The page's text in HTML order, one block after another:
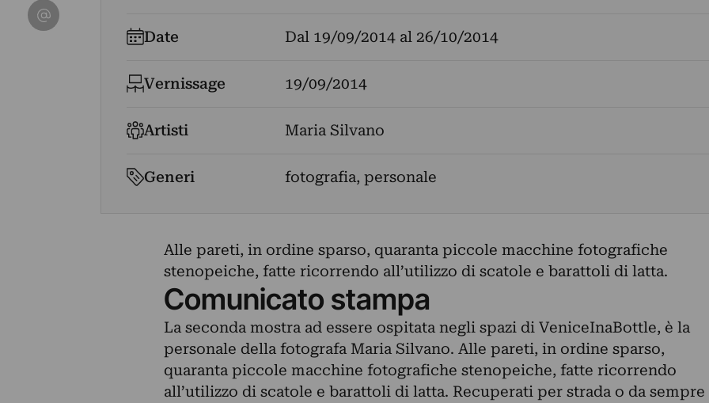
Date Dal 19/09/2014al 26/10/2014
Vernissage 19/09/2014
Artisti Maria Silvano
Generi fotografia, personale
Alle pareti, in ordine sparso, quaranta piccole macchine fotografiche
stenopeiche, fatte ricorrendo all’utilizzo di scatole e barattoli di latta.
Comunicato stampa
La seconda mostra ad essere ospitata negli spazi di VeniceInaBottle, è la
personale della fotografa Maria Silvano. Alle pareti, in ordine sparso,
quaranta piccole macchine fotografiche stenopeiche, fatte ricorrendo
all’utilizzo di scatole e barattoli di latta. Recuperati per strada o da sempre
Condividi su Email